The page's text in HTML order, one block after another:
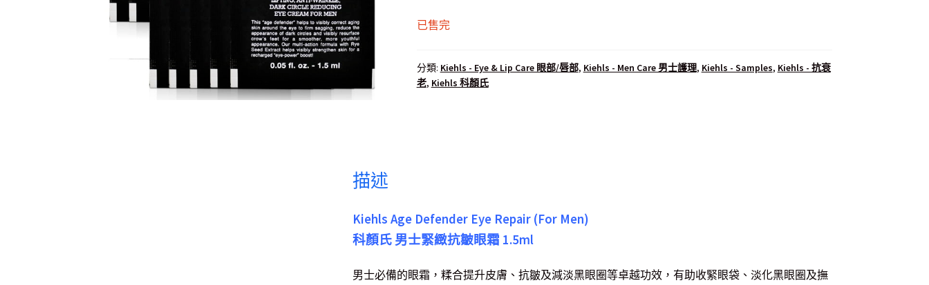
已售完
分類: Kiehls - Eye & Lip Care 眼部/唇部, Kiehls - Men Care 男士護理, Kiehls - Samples, Kiehls - 抗衰
老, Kiehls 科顏氏
描述
Kiehls Age Defender Eye Repair (For Men)
科顏氏 男士緊緻抗皺眼霜 1.5ml
男士必備的眼霜，糅合提升皮膚、抗皺及減淡黑眼圈等卓越功效，有助收緊眼袋、淡化黑眼圈及撫